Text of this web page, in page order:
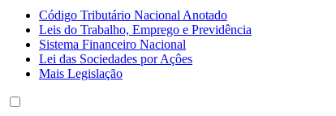
Código Tributário Nacional Anotado
Leis do Trabalho, Emprego e Previdência
Sistema Financeiro Nacional
Lei das Sociedades por Açôes
Mais Legislação